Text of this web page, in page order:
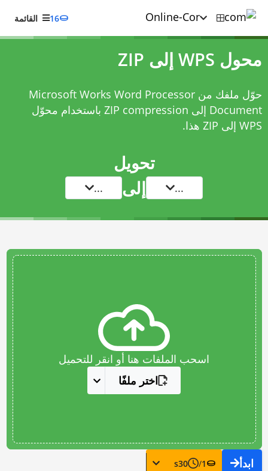
16 القائمة
محول WPS إلى ZIP
حوّل ملفك من Microsoft Works Word Processor
Document إلى ZIP compression باستخدام
محوّل
WPS إلى ZIP
هذا.
تحويل
... إلى ...
اسحب الملفات هنا أو انقر للتحميل
اختر ملفًا
ابدأ 1
/
30
s